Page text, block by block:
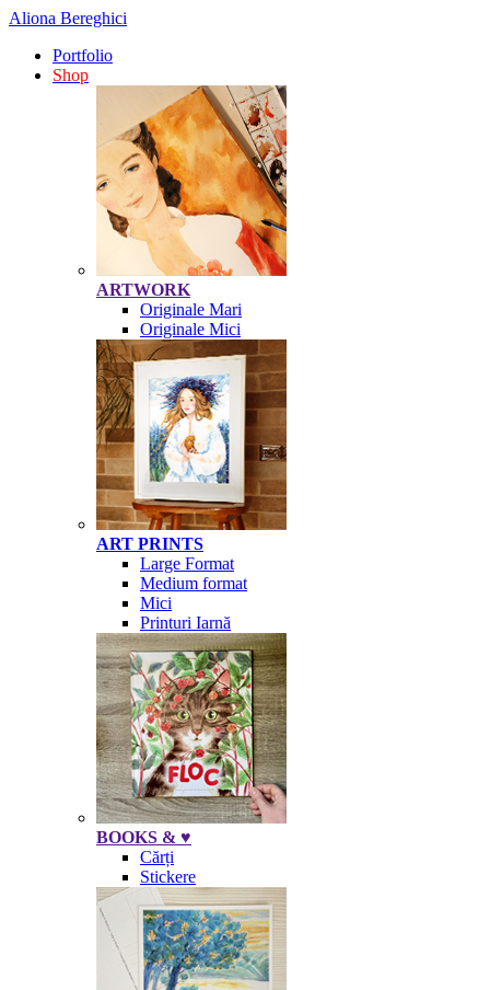
Aliona Bereghici
Portfolio
Shop
ARTWORK
Originale Mari
Originale Mici
ART PRINTS
Large Format
Medium format
Mici
Printuri Iarnă
BOOKS & ♥
Cărți
Stickere